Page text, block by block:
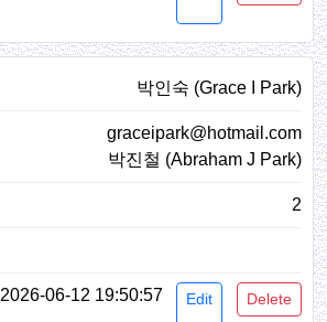
박인숙 (Grace I Park)
graceipark@hotmail.com
박진철 (Abraham J Park)
2
2026-06-12 19:50:57 Edit Delete